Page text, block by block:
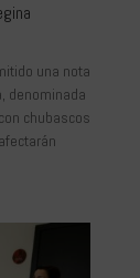
una nota
denominada
chubascos